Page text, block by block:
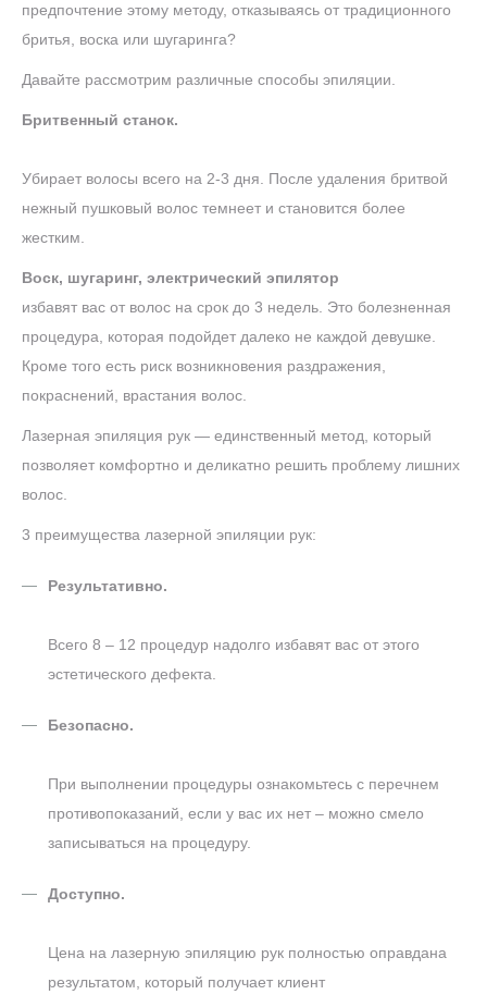
предпочтение этому методу, отказываясь от традиционного
бритья, воска или шугаринга?
Давайте рассмотрим различные способы эпиляции.
Бритвенный станок.
Убирает волосы всего на 2-3 дня. После удаления бритвой
нежный пушковый волос темнеет и становится более
жестким.
Воск, шугаринг, электрический эпилятор
избавят вас от волос на срок до 3 недель. Это болезненная
процедура, которая подойдет далеко не каждой девушке.
Кроме того есть риск возникновения раздражения,
покраснений, врастания волос.
Лазерная эпиляция рук — единственный метод, который
позволяет комфортно и деликатно решить проблему лишних
волос.
3 преимущества лазерной эпиляции рук:
Результативно.
Всего 8 – 12 процедур надолго избавят вас от этого
эстетического дефекта.
Безопасно.
При выполнении процедуры ознакомьтесь с перечнем
противопоказаний, если у вас их нет – можно смело
записываться на процедуру.
Доступно.
Цена на лазерную эпиляцию рук полностью оправдана
результатом, который получает клиент